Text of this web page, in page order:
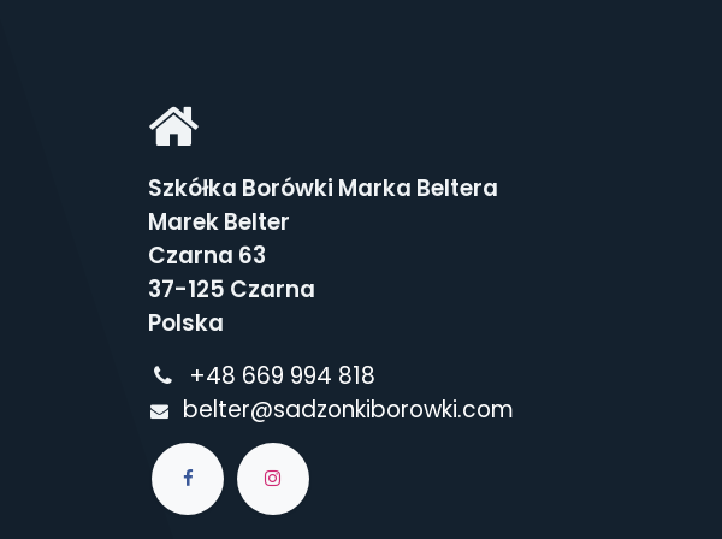
Szkółka Borówki Marka Beltera
Marek Belter
Czarna 63
37-125 Czarna
Polska
+48 669 994 818
belter@sadzonkiborowki.com